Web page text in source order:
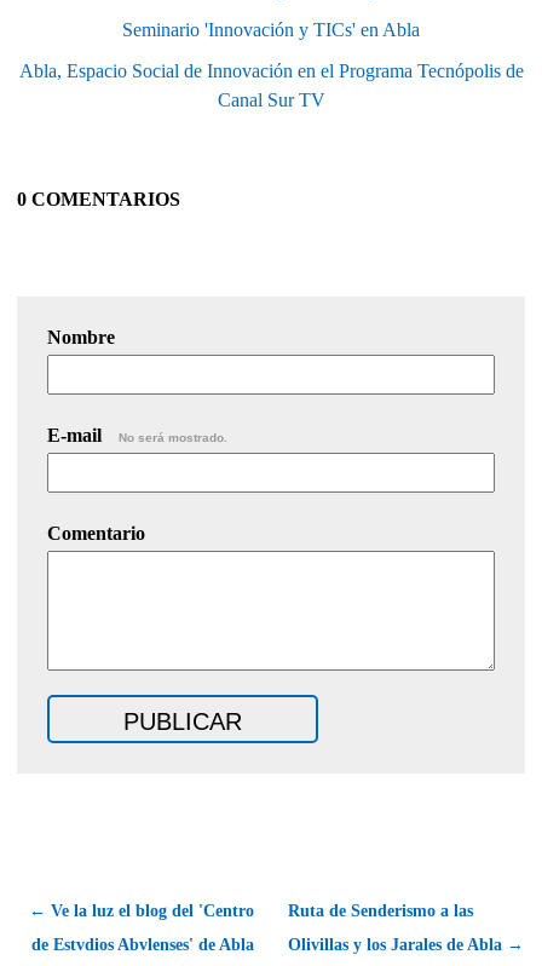
Seminario 'Innovación y TICs' en Abla
Abla, Espacio Social de Innovación en el Programa Tecnópolis de
Canal Sur TV
0 COMENTARIOS
Nombre
E-mail No será mostrado.
Comentario
← Ve la luz el blog del 'Centro
de Estvdios Abvlenses' de Abla
Ruta de Senderismo a las
Olivillas y los Jarales de Abla →